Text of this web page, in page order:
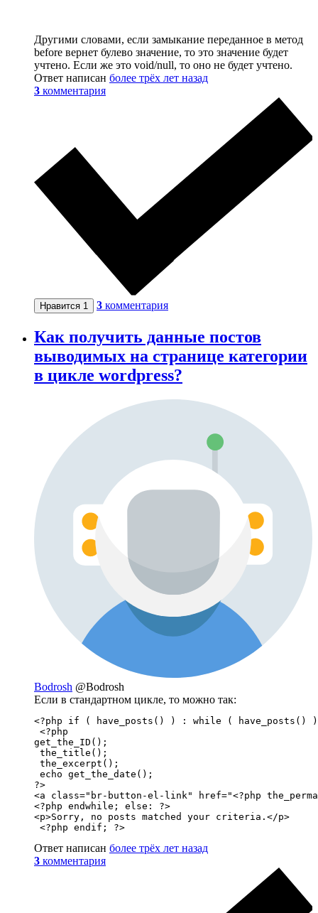
Другими словами, если замыкание переданное в метод
before вернет булево значение, то это значение будет
учтено. Если же это void/null, то оно не будет учтено.
Ответ написан более трёх лет назад
3 комментария
Нравится 1 3 комментария
Как получить данные постов
выводимых на странице категории
в цикле wordpress?
Bodrosh @Bodrosh
Если в стандартном цикле, то можно так:
<?php if ( have_posts() ) : while ( have_posts()
<?php
get_the_ID();
the_title();
the_excerpt();
echo get_the_date();
?>
<a class="br-button-el-link" href="<?php
<?php endwhile; else: ?>
<p>Sorry, no posts matched your criteria.</p>
<?php endif; ?>
Ответ написан более трёх лет назад
3 комментария